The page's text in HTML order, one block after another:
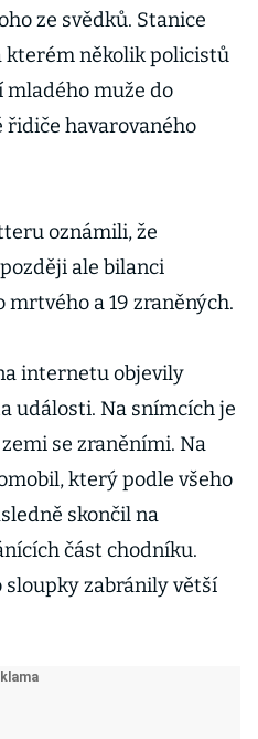
ze svědků. Stanice
kterém několik policistů
mladého muže do
havarovaného
oznámili, že
ale bilanci
a 19 zraněných.
internetu objevily
události. Na snímcích je
se zraněními. Na
který podle všeho
skončil na
část chodníku.
sloupky zabránily větší